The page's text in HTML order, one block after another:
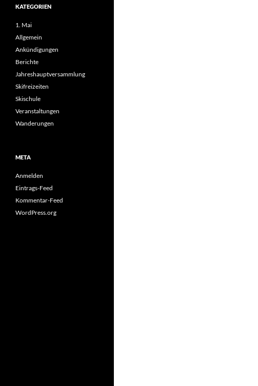
KATEGORIEN
1. Mai
Allgemein
Ankündigungen
Berichte
Jahreshauptversammlung
Skifreizeiten
Skischule
Veranstaltungen
Wanderungen
META
Anmelden
Eintrags-Feed
Kommentar-Feed
WordPress.org